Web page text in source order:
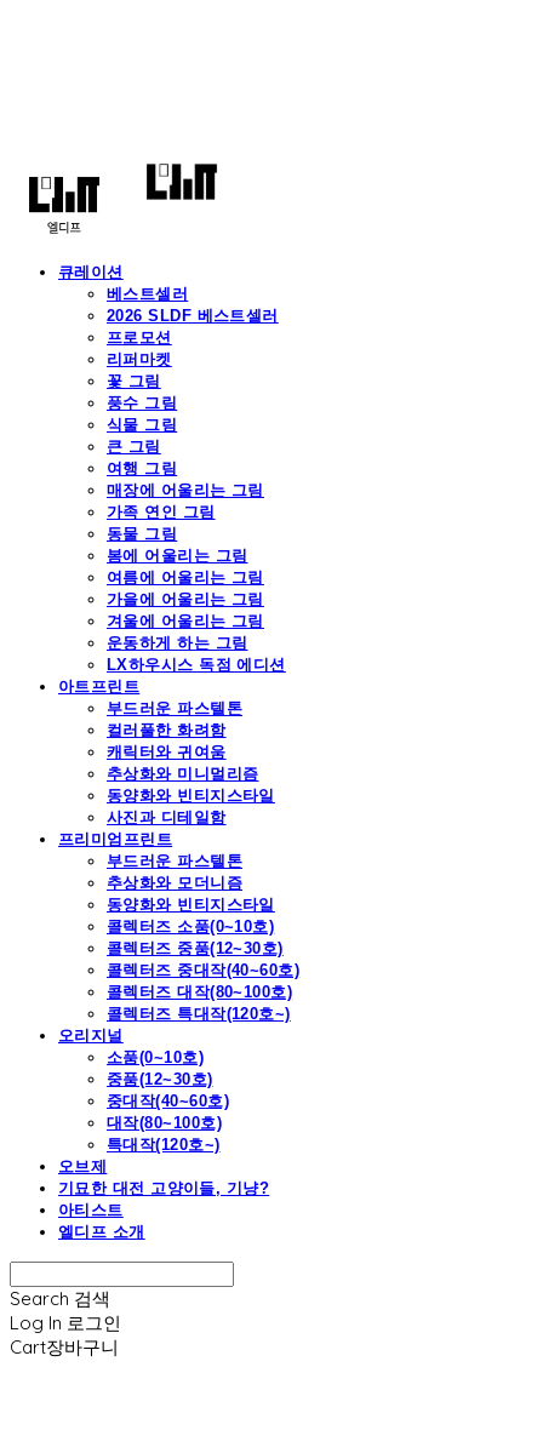
큐레이션
베스트셀러
2026 SLDF 베스트셀러
프로모션
리퍼마켓
꽃 그림
풍수 그림
식물 그림
큰 그림
여행 그림
매장에 어울리는 그림
가족 연인 그림
동물 그림
봄에 어울리는 그림
여름에 어울리는 그림
가을에 어울리는 그림
겨울에 어울리는 그림
운동하게 하는 그림
LX하우시스 독점 에디션
아트프린트
부드러운 파스텔톤
컬러풀한 화려함
캐릭터와 귀여움
추상화와 미니멀리즘
동양화와 빈티지스타일
사진과 디테일함
프리미엄프린트
부드러운 파스텔톤
추상화와 모더니즘
동양화와 빈티지스타일
콜렉터즈 소품(0~10호)
콜렉터즈 중품(12~30호)
콜렉터즈 중대작(40~60호)
콜렉터즈 대작(80~100호)
콜렉터즈 특대작(120호~)
오리지널
소품(0~10호)
중품(12~30호)
중대작(40~60호)
대작(80~100호)
특대작(120호~)
오브제
기묘한 대전 고양이들, 기냥?
아티스트
엘디프 소개
Search 검색
Log In 로그인
Cart장바구니